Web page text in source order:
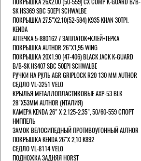
SK HS369 SBC 50EPI SCHWALBE
ПОКРЫШКА 27.5"Х2.10(52-584) K935 KHAN 30TPI.
KENDA
АПТЕЧКА 5-880162 7 ЗАПЛАТОК+КЛЕЙ+ТЕРКА
ПОКРЫШКА AUTHOR 26"Х1,95 WING
ПОКРЫШКА 20X1.90 (47-406) BLACK JACK K-GUARD
B/B-SK HS407 SBC 50EPI SCHWALBE
РУЧКИ НА РУЛЬ AGR GRIPLOCK R20 130 ММ AUTHOR
СЕДЛО VL-3251 VELO
КРЫЛЬЯ МЕТАЛЛОПЛАСТИКОВЫЕ AXP-53 BLK
28"Х53ММ AUTHOR (ИТАЛИЯ)
КАМЕРА KENDA 26" Х 2.125-2.35", 50/60-559 СПОРТ
НИППЕЛЬ
ЗАМОК ВЕЛОСИПЕДНЫЙ ПРОТИВОУГОННЫЙ AUTHOR
ПОКРЫШКА KENDA 26"Х 2,10 K892
СЕДЛО VL-8114 VELO
ПОДНОЖКА ЗАДНЯЯ HORST